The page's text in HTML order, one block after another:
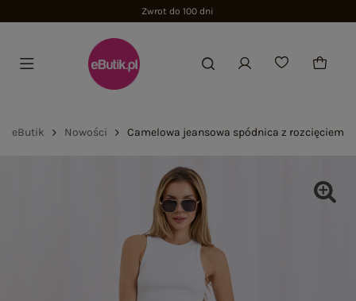
Zwrot do 100 dni
eButik Nowości Camelowa jeansowa spódnica z rozcięciem